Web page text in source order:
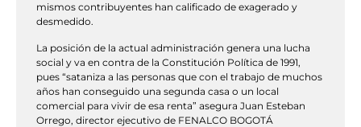
mismos contribuyentes han calificado de exagerado y
desmedido.
La posición de la actual administración genera una lucha
social y va en contra de la Constitución Política de 1991,
pues “sataniza a las personas que con el trabajo de muchos
años han conseguido una segunda casa o un local
comercial para vivir de esa renta” asegura Juan Esteban
Orrego, director ejecutivo de FENALCO BOGOTÁ